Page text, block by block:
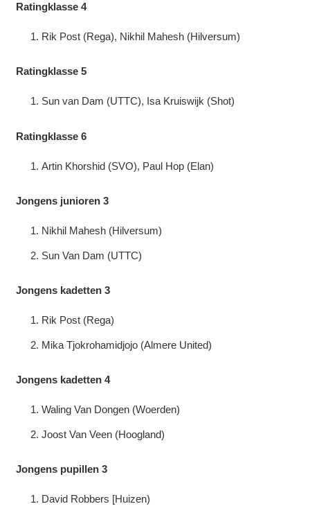
Ratingklasse 4
Rik Post (Rega), Nikhil Mahesh (Hilversum)
Ratingklasse 5
Sun van Dam (UTTC), Isa Kruiswijk (Shot)
Ratingklasse 6
Artin Khorshid (SVO), Paul Hop (Elan)
Jongens junioren 3
Nikhil Mahesh (Hilversum)
Sun Van Dam (UTTC)
Jongens kadetten 3
Rik Post (Rega)
Mika Tjokrohamidjojo (Almere United)
Jongens kadetten 4
Waling Van Dongen (Woerden)
Joost Van Veen (Hoogland)
Jongens pupillen 3
David Robbers [Huizen)